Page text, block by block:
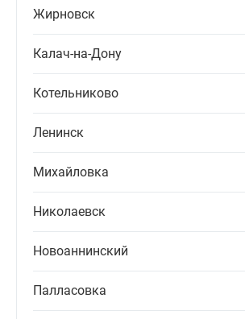
Жирновск
Калач-на-Дону
Котельниково
Ленинск
Михайловка
Николаевск
Новоаннинский
Палласовка